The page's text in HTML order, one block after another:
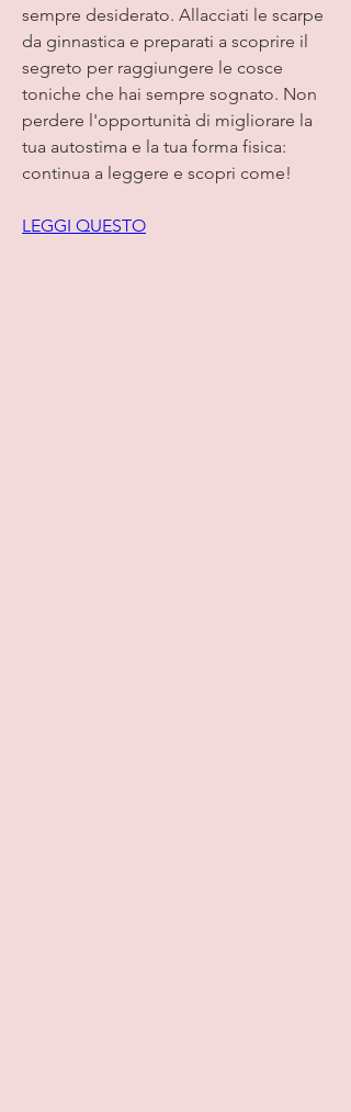
sempre desiderato. Allacciati le scarpe
da ginnastica e preparati a scoprire il
segreto per raggiungere le cosce
toniche che hai sempre sognato. Non
perdere l'opportunità di migliorare la
tua autostima e la tua forma fisica:
continua a leggere e scopri come!
LEGGI QUESTO